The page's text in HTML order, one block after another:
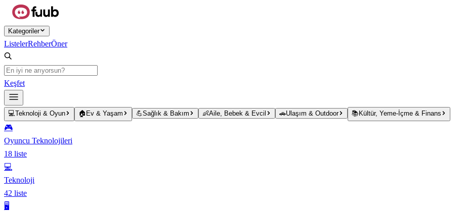
Ana içeriğe atla
Kategoriler
ListelerRehberÖner
Keşfet
💻Teknoloji & Oyun 🏠 Ev & Yaşam 💪Sağlık & Bakım 👶Aile, Bebek & Evcil 🚗Ulaşım & Outdoor 📚 Kültür, Yeme-İçme & Finans
🎮
Oyuncu Teknolojileri
18 liste
💻
Teknoloji
42 liste
🖥️